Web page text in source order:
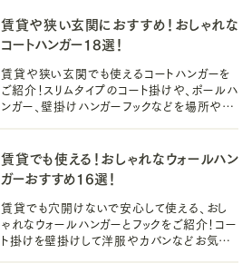
賃貸や狭い玄関におすすめ！おしゃれな
コートハンガー18選！
賃貸や狭い玄関でも使えるコートハンガーを
ご紹介！スリムタイプのコート掛けや、ポールハ
ンガー、壁掛けハンガーフックなどを場所や目
賃貸でも使える！おしゃれなウォールハン
ガーおすすめ16選！
賃貸でも穴開けないで安心して使える、おし
ゃれなウォールハンガーとフックをご紹介！コー
ト掛けを壁掛けして洋服やカバンなどお気に